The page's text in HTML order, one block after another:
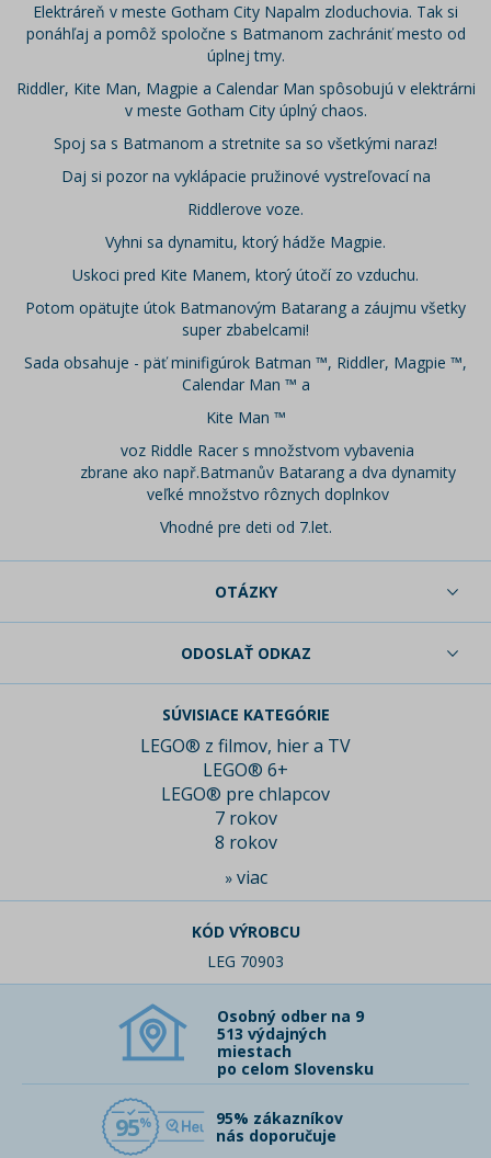
Elektráreň v meste Gotham City Napalm zloduchovia. Tak si
ponáhľaj a pomôž spoločne s Batmanom zachrániť mesto od
úplnej tmy.
Riddler, Kite Man, Magpie a Calendar Man spôsobujú v elektrárni
v meste Gotham City úplný chaos.
Spoj sa s Batmanom a stretnite sa so všetkými naraz!
Daj si pozor na vyklápacie pružinové vystreľovací na
Riddlerove voze.
Vyhni sa dynamitu, ktorý hádže Magpie.
Uskoci pred Kite Manem, ktorý útočí zo vzduchu.
Potom opätujte útok Batmanovým Batarang a záujmu všetky
super zbabelcami!
Sada obsahuje - päť minifigúrok Batman ™, Riddler, Magpie ™,
Calendar Man ™ a
Kite Man ™
voz Riddle Racer s množstvom vybavenia
zbrane ako např.Batmanův Batarang a dva dynamity
veľké množstvo rôznych doplnkov
Vhodné pre deti od 7.let.
OTÁZKY
ODOSLAŤ ODKAZ
SÚVISIACE KATEGÓRIE
LEGO® z filmov, hier a TV
LEGO® 6+
LEGO® pre chlapcov
7 rokov
8 rokov
» viac
KÓD VÝROBCU
LEG 70903
Osobný odber na 9
513 výdajných
miestach
po celom Slovensku
95
95% zákazníkov
nás doporučuje